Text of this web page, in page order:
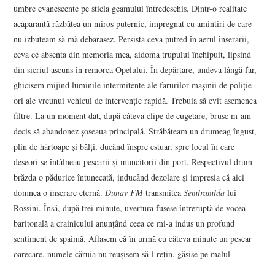
umbre evanescente pe sticla geamului întredeschis. Dintr-o realitate
acaparantă răzbătea un miros puternic, impregnat cu amintiri de care
nu izbuteam să mă debarasez. Persista ceva putred în aerul înserării,
ceva ce absenta din memoria mea, aidoma trupului închipuit, lipsind
din sicriul ascuns în remorca Opelului. În depărtare, undeva lângă far,
ghicisem mijind luminile intermitente ale farurilor maşinii de poliţie
ori ale vreunui vehicul de intervenţie rapidă. Trebuia să evit asemenea
filtre. La un moment dat, după câteva clipe de cugetare, brusc m-am
decis să abandonez şoseaua principală. Străbăteam un drumeag îngust,
plin de hârtoape şi bălţi, ducând înspre estuar, spre locul în care
deseori se întâlneau pescarii şi muncitorii din port. Respectivul drum
brăzda o pădurice întunecată, inducând dezolare şi impresia că aici
domnea o înserare eternă.Dunav FM transmiteaSemiramidalui
Rossini. Însă, după trei minute, uvertura fusese întreruptă de vocea
baritonală a crainicului anunţând ceea ce mi-a indus un profund
sentiment de spaimă. Aflasem că în urmă cu câteva minute un pescar
oarecare, numele căruia nu reuşisem să-l reţin, găsise pe malul